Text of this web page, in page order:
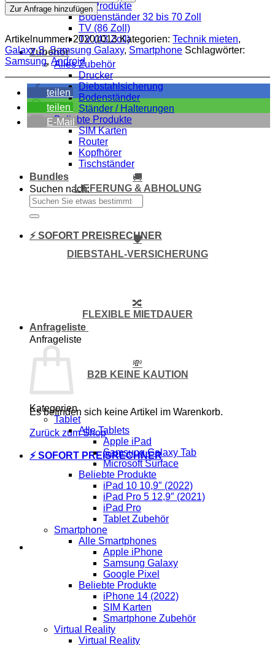
Beliebte Produkte
Bodenständer 32 bis 70 Zoll
TV (86 Zoll)
TV (43 Zoll)
Zubehör
Alles Zubehör
Drucker
Diebstahlsicherung
Bodenständer
Ständer / Halterungen
Beliebte Produkte
SIM Karten
Router
Kopfhörer
Tischständer
Bundles
Suchen nach:
⚡ SOFORT PREISRECHNER
Anfrageliste
Anfrageliste
Es befinden sich keine Artikel im Warenkorb.
Zurück zum Shop
⚡ SOFORT PREISRECHNER
Zur Anfrage hinzufügen
Artikelnummer:20201013 Kategorien: Technik mieten,
Galaxy S,Samsung Galaxy, Smartphone Schlagwörter:
Samsung, Android
teilen
teilen
E-Mail
🚚
LIEFERUNG & ABHOLUNG
🛡️
DIEBSTAHL-VERSICHERUNG
🔀
FLEXIBLE MIETDAUER
💸
B2B KEINE KAUTION
Kategorien
Tablet
Alle Tablets
Apple iPad
Samsung Galaxy Tab
Microsoft Surface
Beliebte Produkte
iPad 10 10,9″ (2022)
iPad Pro 5 12,9″ (2021)
iPad Pro
Tablet Zubehör
Smartphone
Alle Smartphones
Apple iPhone
Samsung Galaxy
Google Pixel
Beliebte Produkte
iPhone 14 (2022)
SIM Karten
Smartphone Zubehör
Virtual Reality
Virtual Reality